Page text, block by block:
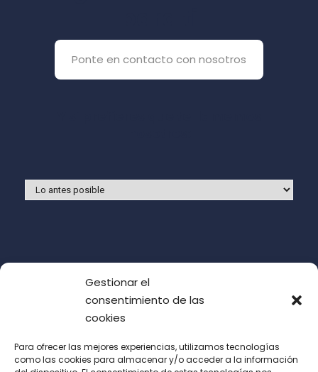
Gestionar el
consentimiento de las
cookies
Para ofrecer las mejores experiencias, utilizamos tecnologías
como las cookies para almacenar y/o acceder a la información
Ponte en contacto con nosotros